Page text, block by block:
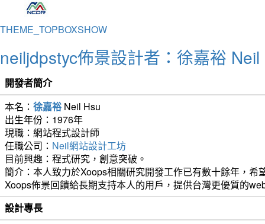
THEME_TOPBOXSHOW
neiljdpstyc佈景設計者：徐嘉裕
開發者簡介
本名： 徐嘉裕 Neil Hsu
出生年份：1976年
現職：網站程式設計師
任職公司： Neil網站設計工坊
目前興趣：程式研究，創意突破。
簡介：本人致力於Xoops相關研究開發工作已有數十餘年，
Xoops佈景回饋給長期支持本人的用戶，提供台灣更優質的
設計專長